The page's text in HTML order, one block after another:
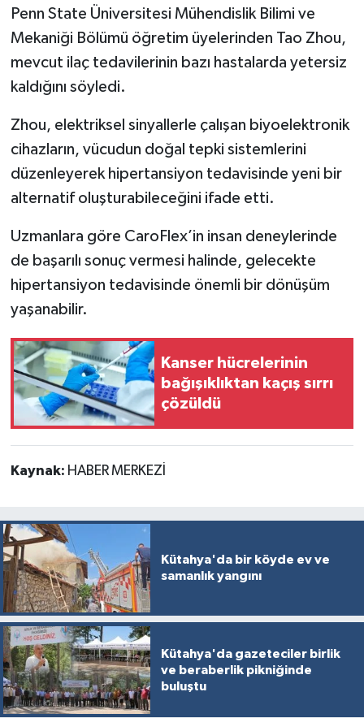
Penn State Üniversitesi Mühendislik Bilimi ve
Mekaniği Bölümü öğretim üyelerinden Tao Zhou,
mevcut ilaç tedavilerinin bazı hastalarda yetersiz
kaldığını söyledi.
Zhou, elektriksel sinyallerle çalışan biyoelektronik
cihazların, vücudun doğal tepki sistemlerini
düzenleyerek hipertansiyon tedavisinde yeni bir
alternatif oluşturabileceğini ifade etti.
Uzmanlara göre CaroFlex’in insan deneylerinde
de başarılı sonuç vermesi halinde, gelecekte
hipertansiyon tedavisinde önemli bir dönüşüm
yaşanabilir.
Kanser hücrelerinin
bağışıklıktan kaçış sırrı
çözüldü
Kaynak: HABER MERKEZİ
Kütahya'da bir köyde ev ve
samanlık yangını
Kütahya'da gazeteciler birlik
ve beraberlik pikniğinde
buluştu